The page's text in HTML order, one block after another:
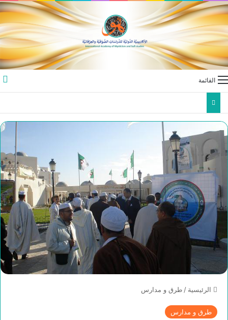
القائمة
الرئيسية / طرق و مدارس
طرق و مدارس